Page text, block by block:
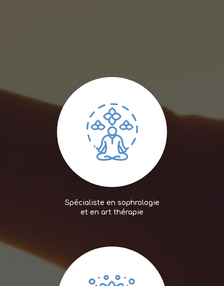
Spécialiste en sophrologie
et en art thérapie